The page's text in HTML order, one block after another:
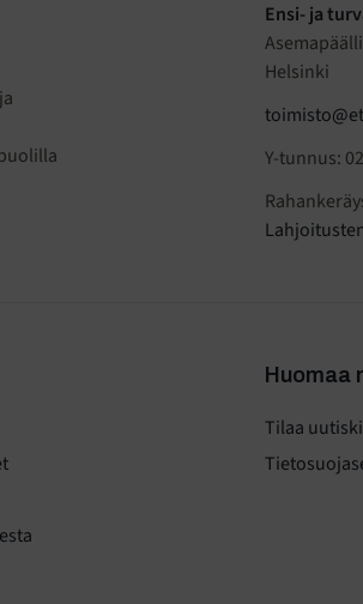
Ensi- ja
Helsinki
Y-tunnus:
Huomaa
Tilaa